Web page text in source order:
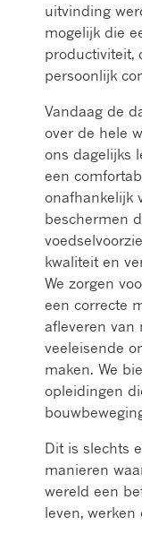
uitvinding
mogelijk die
productiviteit,
persoonlijk
Vandaag de
over de hele
ons dagelijks
een
onafhankelijk
beschermen
kwaliteit en
We zorgen
een correcte
afleveren van
veeleisende
maken. We
opleidingen
Dit is slechts
manieren
wereld een
leven, werken